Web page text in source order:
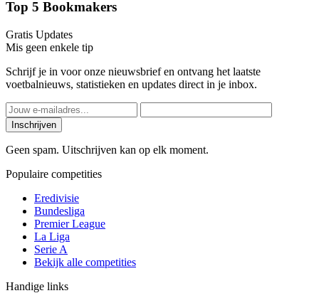
Top 5 Bookmakers
Gratis Updates
Mis geen enkele tip
Schrijf je in voor onze nieuwsbrief en ontvang het laatste
voetbalnieuws, statistieken en updates direct in je inbox.
Inschrijven
Geen spam. Uitschrijven kan op elk moment.
Populaire competities
Eredivisie
Bundesliga
Premier League
La Liga
Serie A
Bekijk alle competities
Handige links